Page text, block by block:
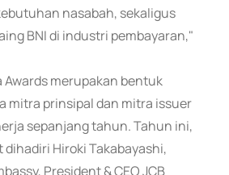
nasabah, sekaligus
BNI di industri pembayaran,"
Awards merupakan bentuk
mitra prinsipal dan mitra issuer
sepanjang tahun. Tahun ini,
Hiroki Takabayashi,
President & CEO JCB